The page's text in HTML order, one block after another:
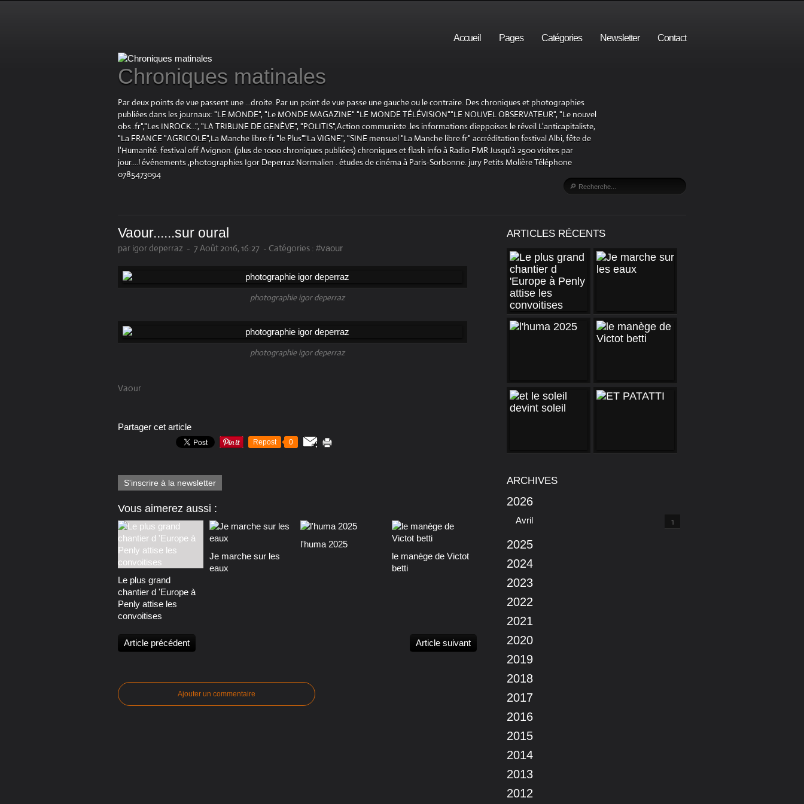
Accueil Pages Catégories Newsletter Contact
Chroniques matinales
Par deux points de vue passent une ...droite. Par un point de vue passe une gauche ou le contraire. Des chroniques et photographies
publiées dans les journaux: "LE MONDE", "Le MONDE MAGAZINE" "LE MONDE TÉLÉVISION""LE NOUVEL OBSERVATEUR", "Le nouvel
obs .fr","Les INROCK...", "LA TRIBUNE DE GENÈVE", "POLITIS",Action communiste .les informations dieppoises le réveil L'anticapitaliste,
"La FRANCE "AGRICOLE",La Manche libre.fr "le Plus"."La VIGNE", "SINE mensuel "La Manche libre.fr" accréditation festival Albi, fête de
l'Humanité. festival off Avignon. (plus de 1000 chroniques publiées) chroniques et flash info à Radio FMR Jusqu'à 2500 visites par
jour....! événements ,photographies Igor Deperraz Normalien . études de cinéma à Paris-Sorbonne. jury Petits Molière Téléphone
0785473094
Vaour......sur oural
par igor deperraz - 7 Août 2016, 16:27 - Catégories : #vaour
photographie igor deperraz
photographie igor deperraz
Vaour
Partager cet article
Repost 0
S'inscrire à la newsletter
Vous aimerez aussi :
Le plus grand
chantier d 'Europe à
Penly attise les
convoitises
Je marche sur les
eaux
l'huma 2025
le manège de Victot
betti
Article précédent Article suivant
Ajouter un commentaire
ARTICLES RÉCENTS
ARCHIVES
2026
Avril 1
2025
2024
2023
2022
2021
2020
2019
2018
2017
2016
2015
2014
2013
2012